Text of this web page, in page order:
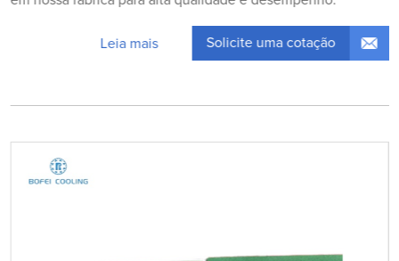
Leia mais Solicite uma cotação